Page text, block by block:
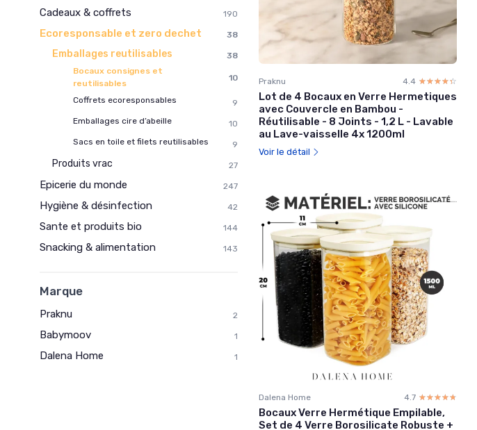
Cadeaux & coffrets 190
Ecoresponsable et zero dechet 38
Emballages reutilisables
38
Bocaux consignes et
reutilisables
10
Coffrets ecoresponsables
9
Emballages cire d’abeille
10
Sacs en toile et filets reutilisables
9
Produits vrac 27
Epicerie du monde 247
Hygiène & désinfection 42
Sante et produits bio 144
Snacking & alimentation 143
Marque
Praknu 2
Babymoov 1
Dalena Home 1
Praknu 4.4 ☆☆☆☆☆
★★★★★
Lot de 4 Bocaux en Verre Hermetiques
avec Couvercle en Bambou -
Réutilisable - 8 Joints - 1,2 L - Lavable
au Lave-vaisselle 4x 1200ml
Voir le détail
Dalena Home 4.7 ☆☆☆☆☆
★★★★★
Bocaux Verre Hermétique Empilable,
Set de 4 Verre Borosilicate Robuste +